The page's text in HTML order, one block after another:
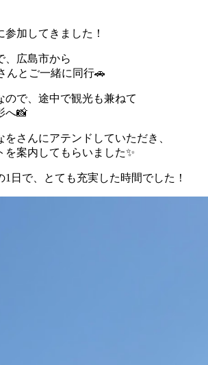
加してきました！
、広島市から
んとご一緒に同行🚗
ので、途中で観光も兼ねて
へ📸
さんにアテンドしていただき、
を案内してもらいました✨
1日で、とても充実した時間でした！